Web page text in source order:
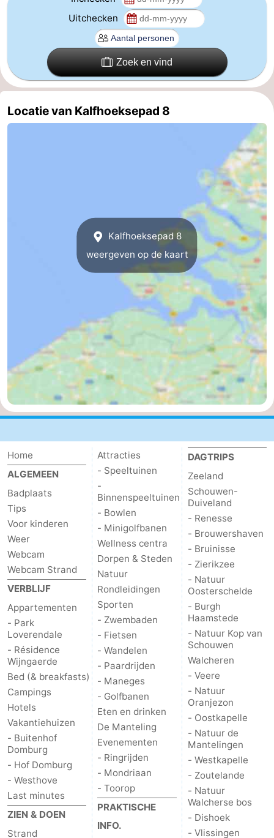
Natuur
Het
Zwin
Weer
Contact
Uitchecken
Zoek en vind
Locatie van Kalfhoeksepad 8
Kalfhoeksepad 8
weergeven op de kaart
Home
ALGEMEEN
Badplaats
Tips
Voor kinderen
Weer
Webcam
Webcam Strand
VERBLIJF
Appartementen
- Park
Loverendale
- Résidence
Wijngaerde
Bed (& breakfasts)
Campings
Hotels
Vakantiehuizen
- Buitenhof
Domburg
- Hof Domburg
- Westhove
Last minutes
ZIEN & DOEN
Strand
Attracties
- Speeltuinen
-
Binnenspeeltuinen
- Bowlen
- Minigolfbanen
Wellness centra
Dorpen & Steden
Natuur
Rondleidingen
Sporten
- Zwembaden
- Fietsen
- Wandelen
- Paardrijden
- Maneges
- Golfbanen
Eten en drinken
De Manteling
Evenementen
- Ringrijden
- Mondriaan
- Toorop
PRAKTISCHE
INFO.
DAGTRIPS
Zeeland
Schouwen-
Duiveland
- Renesse
- Brouwershaven
- Bruinisse
- Zierikzee
- Natuur
Oosterschelde
- Burgh
Haamstede
- Natuur Kop van
Schouwen
Walcheren
- Veere
- Natuur
Oranjezon
- Oostkapelle
- Natuur de
Mantelingen
- Westkapelle
- Zoutelande
- Natuur
Walcherse bos
- Dishoek
- Vlissingen